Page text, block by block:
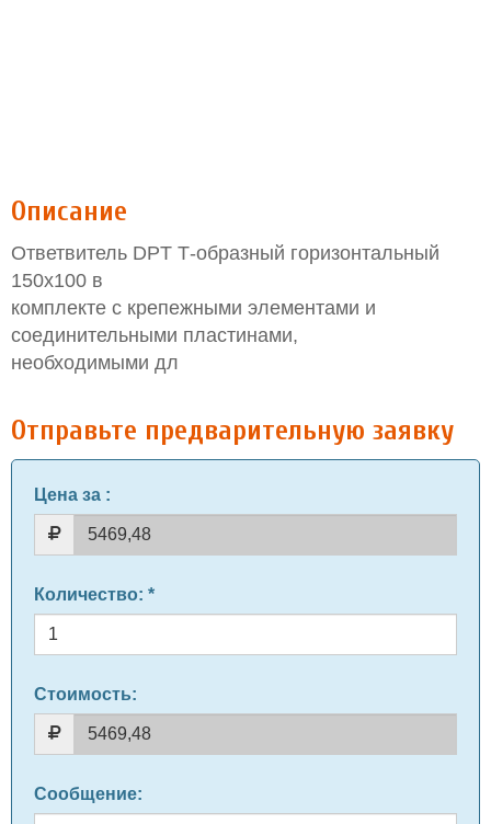
Описание
Ответвитель DPT Т-образный горизонтальный
150х100 в
комплекте с крепежными элементами и
соединительными пластинами,
необходимыми дл
Отправьте предварительную заявку
Цена за :
Количество: *
Стоимость:
Сообщение: